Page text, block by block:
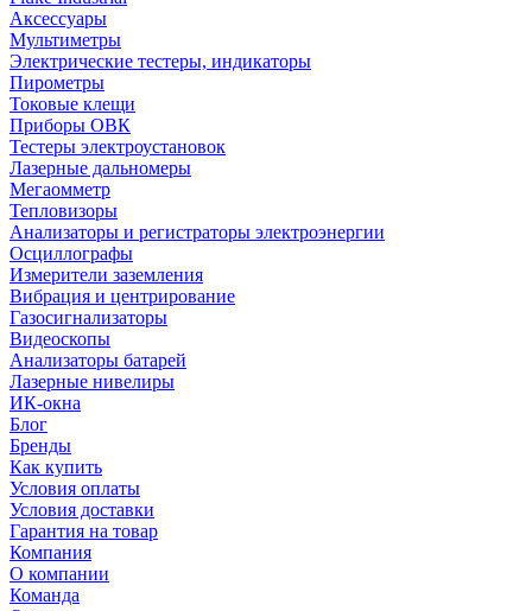
Аксессуары
Мультиметры
Электрические тестеры, индикаторы
Пирометры
Токовые клещи
Приборы ОВК
Тестеры электроустановок
Лазерные дальномеры
Мегаомметр
Тепловизоры
Анализаторы и регистраторы электроэнергии
Осциллографы
Измерители заземления
Вибрация и центрирование
Газосигнализаторы
Видеоскопы
Анализаторы батарей
Лазерные нивелиры
ИК-окна
Блог
Бренды
Как купить
Условия оплаты
Условия доставки
Гарантия на товар
Компания
О компании
Команда